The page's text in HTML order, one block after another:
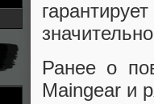
Ранее о
Maingear и